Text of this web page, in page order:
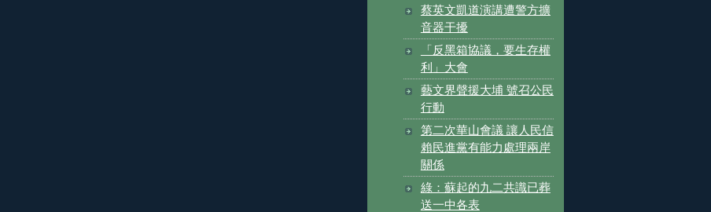
蔡英文凱道演講遭警方擴
音器干擾
「反黑箱協議，要生存權
利」大會
藝文界聲援大埔 號召公民
行動
第二次華山會議 讓人民信
賴民進黨有能力處理兩岸
關係
綠：蘇起的九二共識已葬
送一中各表